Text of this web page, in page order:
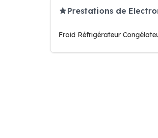
Prestations de
Froid Réfrigérateur